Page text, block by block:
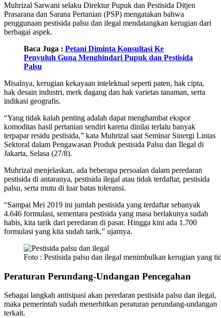
Muhrizal Sarwani selaku Direktur Pupuk dan Pestisida Ditjen
Prasarana dan Sarana Pertanian (PSP) mengatakan bahwa
penggunaan pestisida palsu dan ilegal mendatangkan kerugian dari
berbagai aspek.
Baca Juga : Petani Diminta Konsultasi Ke
Penyuluh Guna Menghindari Pupuk dan Pestisida
Palsu
Misalnya, kerugian kekayaan intelektual seperti paten, hak cipta,
hak desain industri, merk dagang dan hak varietas tanaman, serta
indikasi geografis.
“Yang tidak kalah penting adalah dapat menghambat ekspor
komoditas hasil pertanian sendiri karena dinilai terlalu banyak
terpapar residu pestisida,” kata Muhrizal saat Seminar Sinergi Lintas
Sektoral dalam Pengawasan Produk pestisida Palsu dan Ilegal di
Jakarta, Selasa (27/8).
Muhrizal menjelaskan, ada beberapa persoalan dalam peredaran
pestisida di antaranya, pestisida ilegal atau tidak terdaftar, pestisida
palsu, serta mutu di luar batas toleransi.
“Sampai Mei 2019 ini jumlah pestisida yang terdaftar sebanyak
4.646 formulasi, sementara pestisida yang masa berlakunya sudah
habis, kita tarik dari peredaran di pasar. Hingga kini ada 1.700
formulasi yang kita sudah tarik,” ujarnya.
Foto : Pestisida palsu dan ilegal menimbulkan kerugian yang
Peraturan Perundang-Undangan Pencegahan
Sebagai langkah antisipasi akan peredaran pestisida palsu dan ilegal,
maka pemerintah sudah menerbitkan peraturan perundang-undangan
terkait.